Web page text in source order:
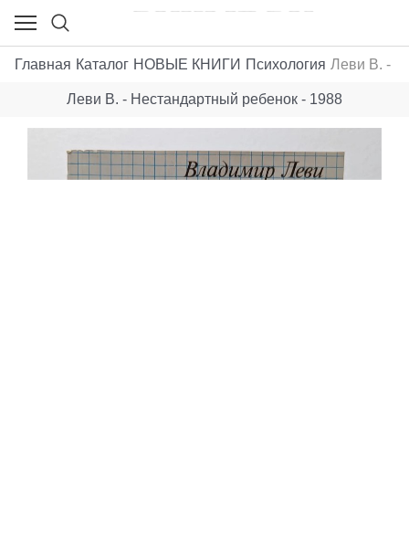
Главная Каталог НОВЫЕ КНИГИ Психология Леви В. -
Леви В. - Нестандартный ребенок - 1988